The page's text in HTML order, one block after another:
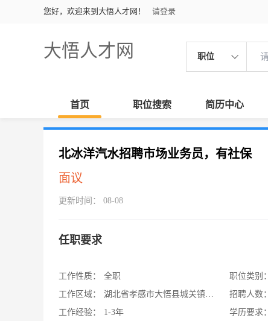
您好，欢迎来到大悟人才网！ 请登录
大悟人才网 职位
首页 职位搜索 简历中心
北冰洋汽水招聘市场业务员，有社保
面议
更新时间： 08-08
任职要求
工作性质：
全职
工作区域：
湖北省孝感市大悟县城关镇朝阳路1号
工作经验：
1-3年
职位类别：
招聘人数：
学历要求：